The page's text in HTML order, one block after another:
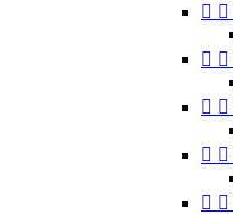
 
 
 
 
 